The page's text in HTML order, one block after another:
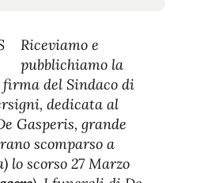
de
fuente
de
fuente.
Riceviamo e
pubblichiamo la
firma del Sindaco di
dedicata al
Gasperis, grande
scomparso a
lo scorso 27 Marzo